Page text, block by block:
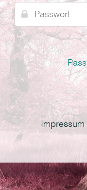
E-
Mail
Passwort